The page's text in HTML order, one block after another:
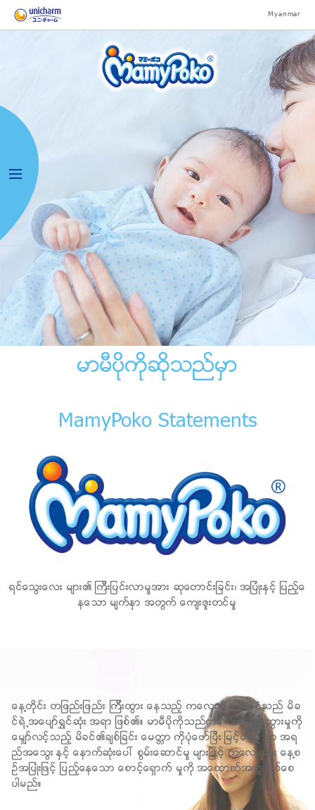
Myanmar
မာမီပိုကိုဆိုသည္မွာ
MamyPoko Statements
ရင္ေသြးေလး မ်ား၏ ၾကီးျပင္းလာမႈအား ဆုေတာင္းျခင္း၊ အျပံဳးႏွင့္ ျပည့္ေ
နေသာ မ်က္ႏွာ အတြက္ ေက်းဇူးတင္မႈ
ေန႔တိုင္း တျဖည္းျဖည္း ၾကီးထြား ေနသည့္ ကေလးငယ္၏ ပုံစံသည္ မိခ
င္ရဲ႕အေပ်ာ္ရႊင္ဆုံး အရာ ျဖစ္၏။ မာမီပိုကိုသည္ကေလး၏ ၾကီးထြားမႈကို
ေမွ်ာ္လင့္သည့္ မိခင္၏ခ်စ္ျခင္း ေမတၱာ ကိုပုံေဖာ္ျပီး ျမင့္မားေသာ အရ
ည္အေသြး ႏွင့္ ေနာက္ဆုံးေပၚ စြမ္းေဆာင္မႈ မ်ားျဖင့္ ကေလးအား ေန႔စ
ဥ္အျပဳံးျဖင့္ ျပည့္ေနေသာ ေစာင့္ေရွာက္ မႈကို အေထာက္အကူ ျဖစ္ေစ
ပါမည္။